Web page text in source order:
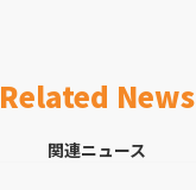
Related News
関連ニュース